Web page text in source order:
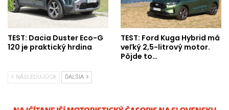
TEST: Dacia Duster Eco-G
120 je praktický hrdina
TEST: Ford Kuga Hybrid má
veľký 2,5-litrový motor.
Pôjde to…
NÁSLEDUJÚCA ĎALŠIA